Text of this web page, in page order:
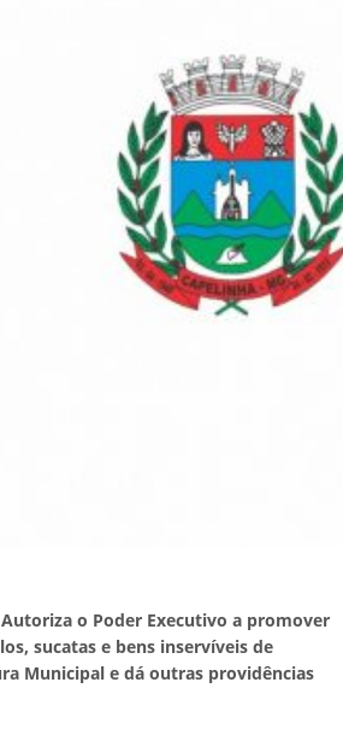
Autoriza o Poder Executivo a promover
sucatas e bens inservíveis de
Municipal e dá outras providências